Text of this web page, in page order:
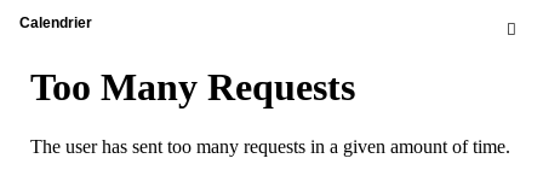

Calendrier